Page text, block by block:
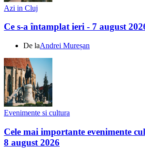
Azi in Cluj
Ce s-a întamplat ieri - 7 august
De laAndrei Mureșan
Evenimente si cultura
Cele mai importante evenimente
8 august 2026